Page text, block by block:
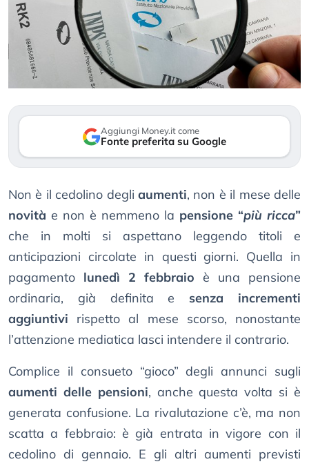
Aggiungi Money.it come
Fonte preferita su Google
Non è il cedolino degli aumenti, non è il mese delle
novità e non è nemmeno la pensione “più ricca”
che in molti si aspettano leggendo titoli e
anticipazioni circolate in questi giorni. Quella in
pagamento lunedì 2 febbraio è una pensione
ordinaria, già definita e senza incrementi
aggiuntivi rispetto al mese scorso, nonostante
l’attenzione mediatica lasci intendere il contrario.
Complice il consueto “gioco” degli annunci sugli
aumenti delle pensioni, anche questa volta si è
generata confusione. La rivalutazione c’è, ma non
scatta a febbraio: è già entrata in vigore con il
cedolino di gennaio. E gli altri aumenti previsti